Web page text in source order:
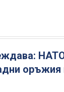
оръжия